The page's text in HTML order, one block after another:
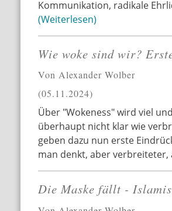
Kommunikation, radikale
Weiterlesen
Wie woke sind wir?
Von Alexander Wolber
05.11.2024
Über "Wokeness" wird viel
überhaupt nicht klar wie
geben dazu nun erste
man denkt, aber verbreiteter,
Die Maske fällt -